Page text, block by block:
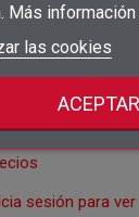
Más información
las cookies
sesión para ver
sesión para ver
sesión para ver